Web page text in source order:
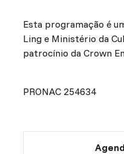
Esta programação é
Ling e Ministério da
patrocínio da Crown
PRONAC 254634